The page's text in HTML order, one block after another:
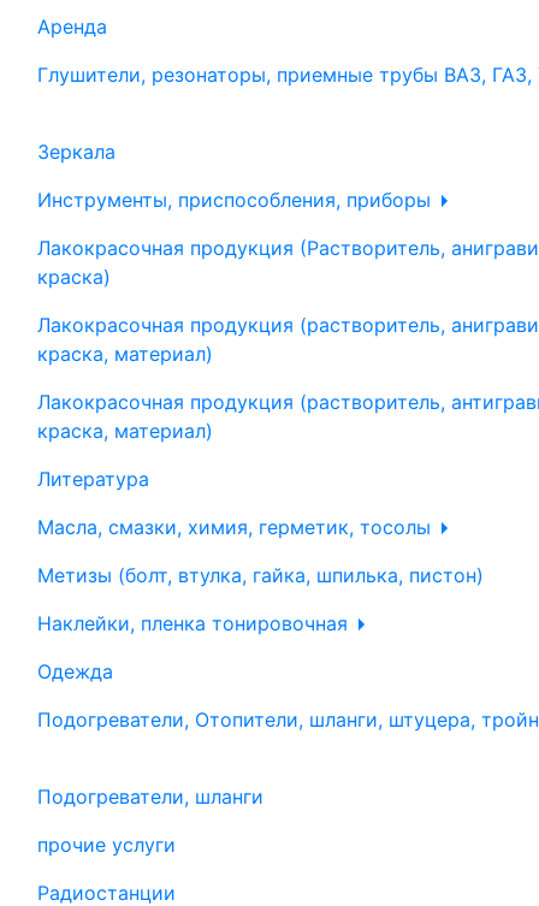
Аренда
Глушители, резонаторы, приемные трубы ВАЗ, ГАЗ,
Зеркала
Инструменты, приспособления, приборы
Лакокрасочная продукция (Растворитель,
краска)
Лакокрасочная продукция (растворитель,
краска, материал)
Лакокрасочная продукция (растворитель,
краска, материал)
Литература
Масла, смазки, химия, герметик, тосолы
Метизы (болт, втулка, гайка, шпилька, пистон)
Наклейки, пленка тонировочная
Одежда
Подогреватели, Отопители, шланги, штуцера,
Подогреватели, шланги
прочие услуги
Радиостанции